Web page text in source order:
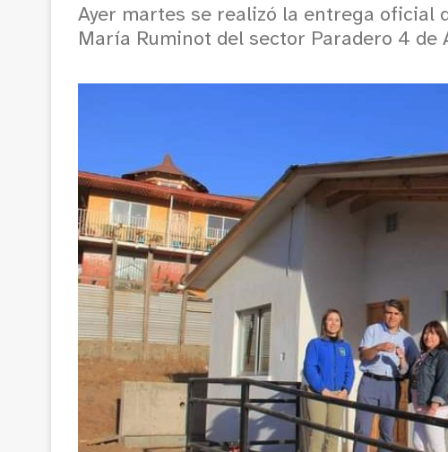
Ayer martes se realizó la entrega oficial
María Ruminot del sector Paradero 4 de